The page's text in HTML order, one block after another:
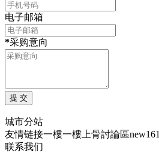
电子邮箱
*采购意向
城市分站
友情链接一樓一樓上骨討論區new161
联系我们